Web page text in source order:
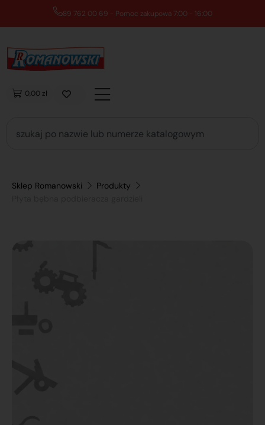
89 762 00 69 - Pomoc zakupowa 7:00 - 16:00
0,00 zł
Sklep Romanowski
Produkty